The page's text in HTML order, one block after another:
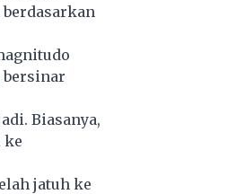
berdasarkan
bersinar
Biasanya,
ke
jatuh ke